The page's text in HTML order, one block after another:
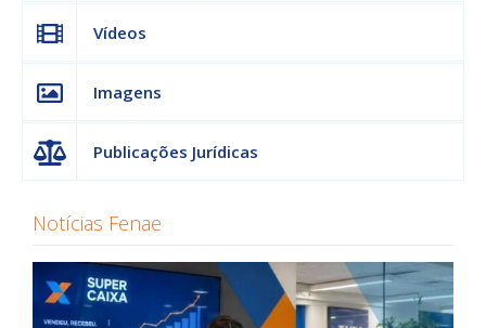
Vídeos
Imagens
Publicações Jurídicas
Notícias Fenae